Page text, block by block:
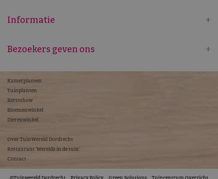
Informatie
Bezoekers geven ons
Kamerplanten
Tuinplanten
Kerstshow
Bloemenwinkel
Dierenwinkel
Over TuinWereld Dordrecht
Restaurant 'Werelds in de tuin'
Contact